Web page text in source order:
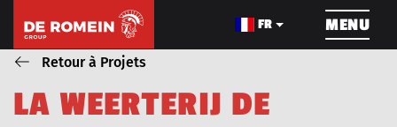
FR MENU
CONSTRUCTION DE
PIPELINE
LE CÂBLAGE
Retour à Projets
LA WEERTERIJ DE